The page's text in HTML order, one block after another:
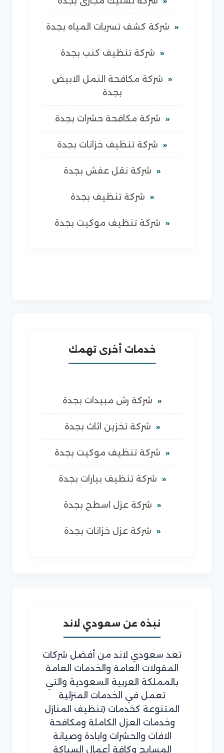
شركة كشف تسربات المياه بجدة
شركة تنظيف كنب بجدة
شركة مكافحة النمل الابيض
بجدة
شركة مكافحة حشرات بجدة
شركة تنظيف خزانات بجدة
شركة نقل عفش بجدة
شركة تنظيف بجدة
شركة تنظيف موكيت بجدة
خدمات أخرى تهمك
شركة رش مبيدات بجدة
شركة تخزين اثاث بجدة
شركة تنظيف موكيت بجدة
شركة تنظيف بيارات بجدة
شركة عزل اسطح بجدة
شركة عزل خزانات بجدة
نبذه عن سعودي لاند
تعد سعودي لاند من أفضل شركات
المقولات العامة والخدمات العامة
بالمملكة العربية السعودية والتي
تعمل في الخدمات المنزلية
المتنوعة كخدمات (تنظيف المنازل
وخدمات العزل الكاملة ومكافحة
الافات والحشرات وابادة وصيانة
المسابح وكافة أعمال السباكة